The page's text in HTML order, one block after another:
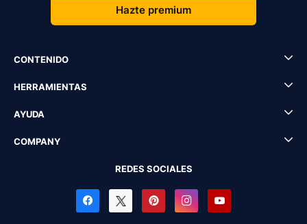
Hazte premium
CONTENIDO
HERRAMIENTAS
AYUDA
COMPANY
REDES SOCIALES